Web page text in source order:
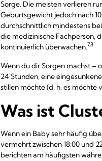
Sorge. Die meisten verlieren
Geburtsgewicht jedoch nach
durchschnittlich mindestens
die medizinische Fachperson,
kontinuierlich überwachen.7,8
Wenn du dir Sorgen machst –
24 Stunden, eine
stillen möchte (d. h. es möchte
Was ist
Wenn ein Baby sehr häufig
vermehrt zwischen 18:00 und
berichten am häufigsten